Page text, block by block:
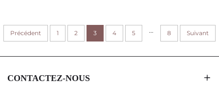
AIMANTÉE BOÎTE
COSMÉTIQUE EN CARTON
INSERT POUR WHISKEY
ET CHAMPAGNE
Précédent 1 2 3 4 5 ... 8 Suivant
CONTACTEZ-NOUS